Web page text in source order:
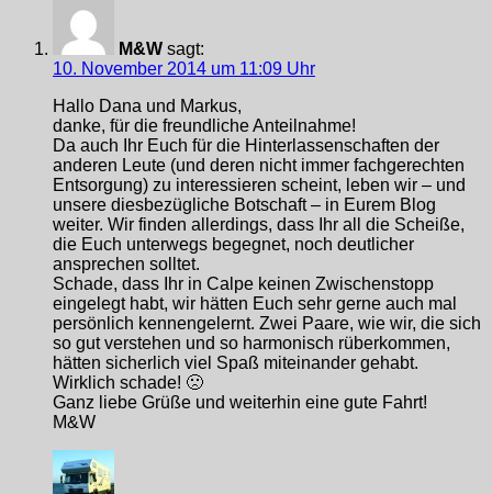
M&W sagt:
10. November 2014 um 11:09 Uhr
Hallo Dana und Markus,
danke, für die freundliche Anteilnahme!
Da auch Ihr Euch für die Hinterlassenschaften der
anderen Leute (und deren nicht immer fachgerechten
Entsorgung) zu interessieren scheint, leben wir – und
unsere diesbezügliche Botschaft – in Eurem Blog
weiter. Wir finden allerdings, dass Ihr all die Scheiße,
die Euch unterwegs begegnet, noch deutlicher
ansprechen solltet.
Schade, dass Ihr in Calpe keinen Zwischenstopp
eingelegt habt, wir hätten Euch sehr gerne auch mal
persönlich kennengelernt. Zwei Paare, wie wir, die sich
so gut verstehen und so harmonisch rüberkommen,
hätten sicherlich viel Spaß miteinander gehabt.
Wirklich schade! 🙁
Ganz liebe Grüße und weiterhin eine gute Fahrt!
M&W